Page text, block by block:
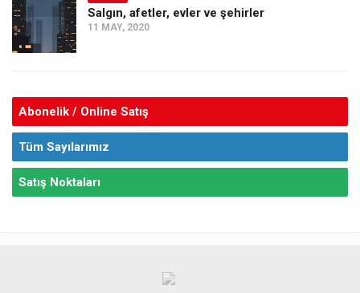
Salgın, afetler, evler ve şehirler
11 MAY, 2020
Abonelik / Online Satış
Tüm Sayılarımız
Satış Noktaları